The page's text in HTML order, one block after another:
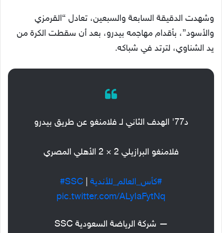
وشهدت الدقيقة السابعة والسبعين، تعادل “القرمزي
والأسود”، بأقدام مهاجمه بيدرو، بعد أن سقطت الكرة من
يد الشناوي، لترتد في شباكه.
د77' الهدف الثاني لـ فلامنغو عن طريق بيدرو
فلامنغو البرازيلي 2 × 2 الأهلي المصري
#كأس_العالم_للأندية
#SSC
pic.twitter.com/ALyIaFytNq
— شركة الرياضة السعودية SSC